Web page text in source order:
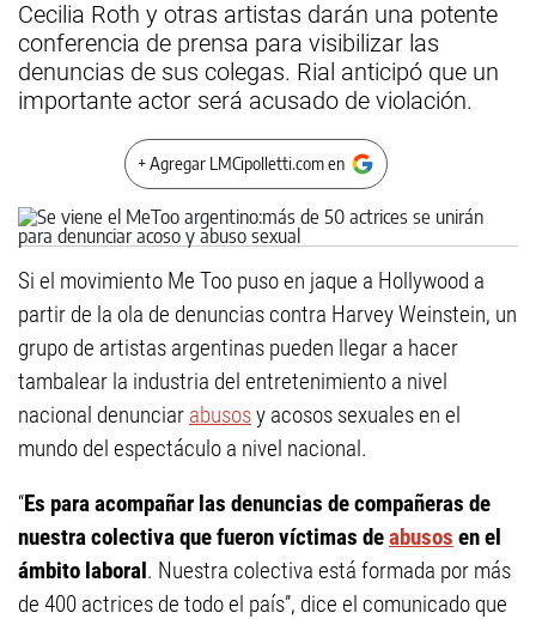
Cecilia Roth y otras artistas darán una potente
conferencia de prensa para visibilizar las
denuncias de sus colegas. Rial anticipó que un
importante actor será acusado de violación.
+ Agregar LMCipolletti.com en
Si el movimiento Me Too puso en jaque a Hollywood a
partir de la ola de denuncias contra Harvey Weinstein, un
grupo de artistas argentinas pueden llegar a hacer
tambalear la industria del entretenimiento a nivel
nacional denunciar abusosy acosos sexuales en el
mundo del espectáculo a nivel nacional.
“Es para acompañar las denuncias de compañeras de
nuestra colectiva que fueron víctimas deabusos en el
ámbito laboral. Nuestra colectiva está formada por más
de 400 actrices de todo el país”, dice el comunicado que